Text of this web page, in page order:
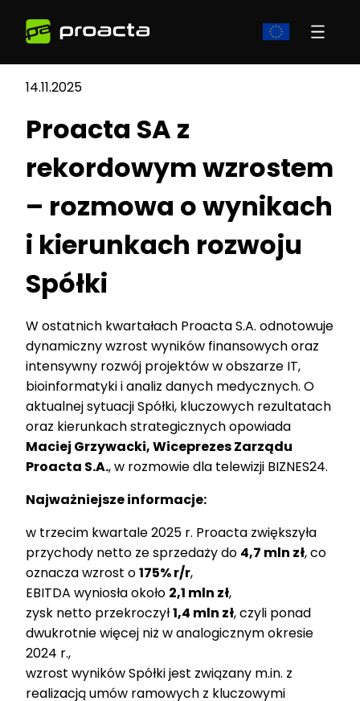
14.11.2025
Proacta SA z
rekordowym wzrostem
– rozmowa o wynikach
i kierunkach rozwoju
Spółki
W ostatnich kwartałach Proacta S.A. odnotowuje
dynamiczny wzrost wyników finansowych oraz
intensywny rozwój projektów w obszarze IT,
bioinformatyki i analiz danych medycznych. O
aktualnej sytuacji Spółki, kluczowych rezultatach
oraz kierunkach strategicznych opowiada
Maciej Grzywacki, Wiceprezes Zarządu
Proacta S.A., w rozmowie dla telewizji BIZNES24.
Najważniejsze informacje:
w trzecim kwartale 2025 r. Proacta zwiększyła
przychody netto ze sprzedaży do 4,7 mln zł, co
oznacza wzrost o175% r/r,
EBITDA wyniosła około 2,1 mln zł,
zysk netto przekroczył1,4 mln zł, czyli ponad
dwukrotnie więcej niż w analogicznym okresie
2024 r.,
wzrost wyników Spółki jest związany m.in. z
realizacją umów ramowych z kluczowymi